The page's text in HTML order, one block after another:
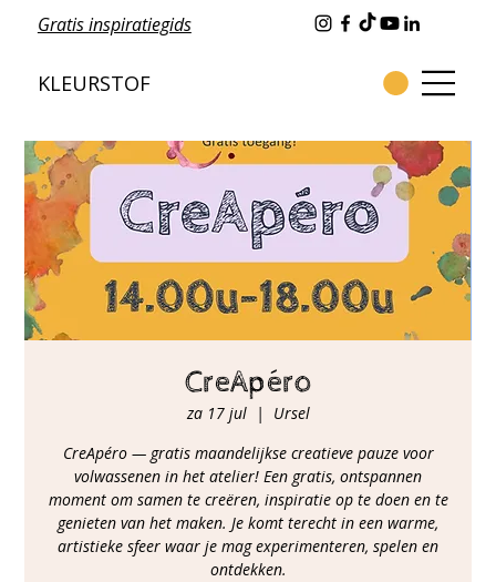
Gratis inspiratiegids
KLEURSTOF
CreApéro
za 17 jul
  |
Ursel
CreApéro — gratis maandelijkse creatieve pauze voor
volwassenen in het atelier! Een gratis, ontspannen
moment om samen te creëren, inspiratie op te doen en te
genieten van het maken. Je komt terecht in een warme,
artistieke sfeer waar je mag experimenteren, spelen en
ontdekken.